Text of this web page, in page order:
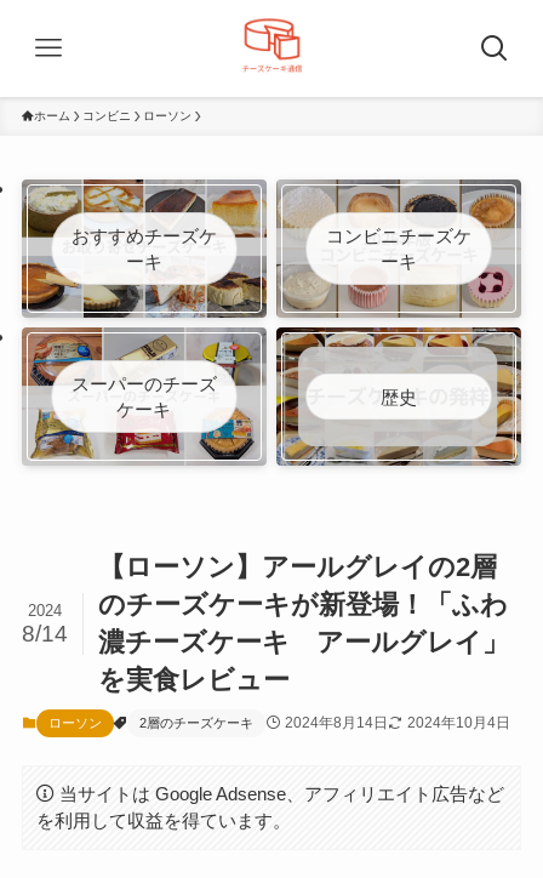
ホーム コンビニ ローソン
おすすめチーズケ
ーキ
コンビニチーズケ
ーキ
スーパーのチーズ
ケーキ
歴史
【ローソン】アールグレイの2層
のチーズケーキが新登場！「ふわ
濃チーズケーキ アールグレイ」
を実食レビュー
2024
8/14
ローソン 2層のチーズケーキ 2024年8月14日 2024年10月4日
当サイトは Google Adsense、アフィリエイト広告など
を利用して収益を得ています。